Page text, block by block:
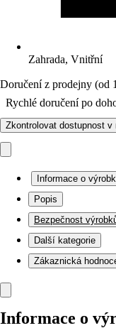
Zahrada, Vnitřní
Doručení z prodejny (od
Rychlé doručení po
Zkontrolovat dostupnost v
Informace o
Popis
Bezpečnost
Další kategorie
Zákaznická
Informace o